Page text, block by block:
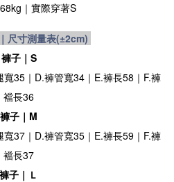
｜實際穿著S
尺寸測量表(±2cm)
褲子｜S
35｜D.褲管寬34｜E.褲長58｜F.褲
襠長36
褲子｜M
37｜D.褲管寬35｜E.褲長59｜F.褲
襠長37
褲子｜Ｌ